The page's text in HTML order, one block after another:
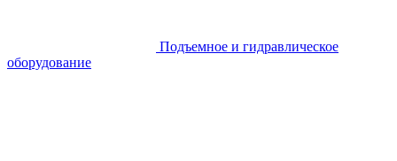
Подъемное и гидравлическое
оборудование